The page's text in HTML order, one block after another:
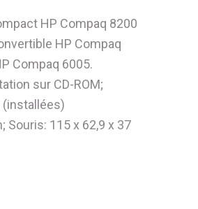
HP Compaq 8200
HP Compaq
Compaq 6005.
sur CD-ROM;
(installées)
Souris: 115 x 62,9 x 37